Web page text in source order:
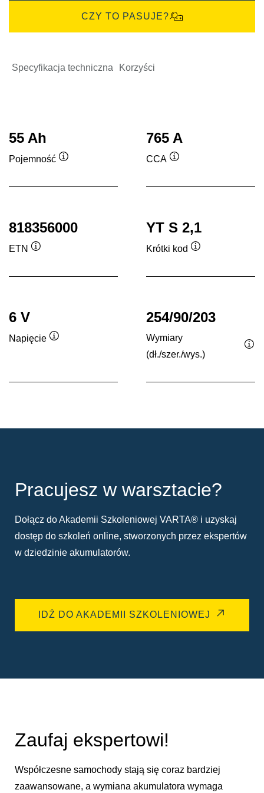
CZY TO PASUJE?
Specyfikacja techniczna Korzyści
55 Ah
Pojemność
765 A
CCA
818356000
ETN
YT S 2,1
Krótki kod
6 V
Napięcie
254/90/203
Wymiary
(dł./szer./wys.)
Pracujesz w warsztacie?
Dołącz do Akademii Szkoleniowej VARTA® i uzyskaj
dostęp do szkoleń online, stworzonych przez ekspertów
w dziedzinie akumulatorów.
IDŹ DO AKADEMII SZKOLENIOWEJ
Zaufaj ekspertowi!
Współczesne samochody stają się coraz bardziej
zaawansowane, a wymiana akumulatora wymaga